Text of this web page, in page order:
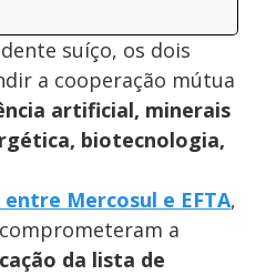
suíço, os dois
a cooperação mútua
artificial, minerais
biotecnologia,
Mercosul e EFTA,
a
da lista de